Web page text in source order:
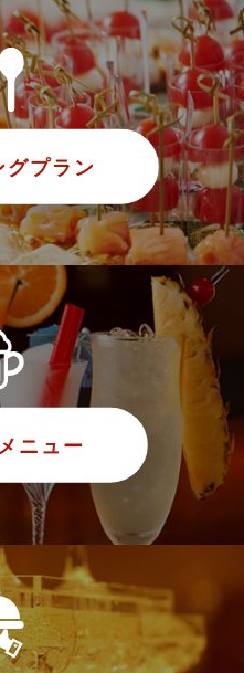
グプラン
ニュー